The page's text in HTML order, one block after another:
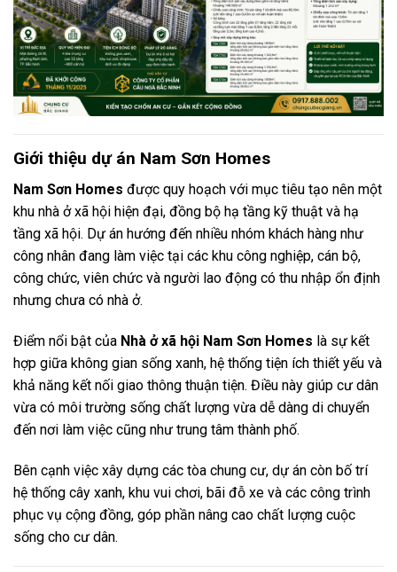
Giới thiệu dự án Nam Sơn Homes
Nam Sơn Homes được quy hoạch với mục tiêu tạo nên một
khu nhà ở xã hội hiện đại, đồng bộ hạ tầng kỹ thuật và hạ
tầng xã hội. Dự án hướng đến nhiều nhóm khách hàng như
công nhân đang làm việc tại các khu công nghiệp, cán bộ,
công chức, viên chức và người lao động có thu nhập ổn định
nhưng chưa có nhà ở.
Điểm nổi bật của Nhà ở xã hội Nam Sơn Homes là sự kết
hợp giữa không gian sống xanh, hệ thống tiện ích thiết yếu và
khả năng kết nối giao thông thuận tiện. Điều này giúp cư dân
vừa có môi trường sống chất lượng vừa dễ dàng di chuyển
đến nơi làm việc cũng như trung tâm thành phố.
Bên cạnh việc xây dựng các tòa chung cư, dự án còn bố trí
hệ thống cây xanh, khu vui chơi, bãi đỗ xe và các công trình
phục vụ cộng đồng, góp phần nâng cao chất lượng cuộc
sống cho cư dân.